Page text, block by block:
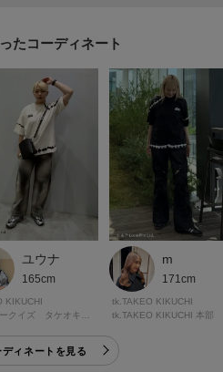
おススメ】
ラスト1点、セールの通知をお知らせい
ドの情報を受け取ることができます。
が違って見える場合があります。ま
環境により、若干製品と画像のカラー
着用サイズ：03（L）
た
ユウナ
165cm
KIKUCHI
m
171cm
tk.TAKEO KIKUCHI
tk.TAKEO KIKUCHI 本部
ディネートを見る